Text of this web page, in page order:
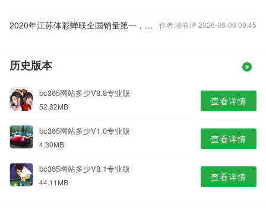
2020年江苏体彩蝉联全国销量第一，筹集公益金52.18亿元 作者:凌春泽 2026-08-06 09:45
历史版本
bc365网站多少V8.8专业版
52.82MB 查看详情
bc365网站多少V1.0专业版
4.30MB 查看详情
bc365网站多少V8.1专业版
44.11MB 查看详情